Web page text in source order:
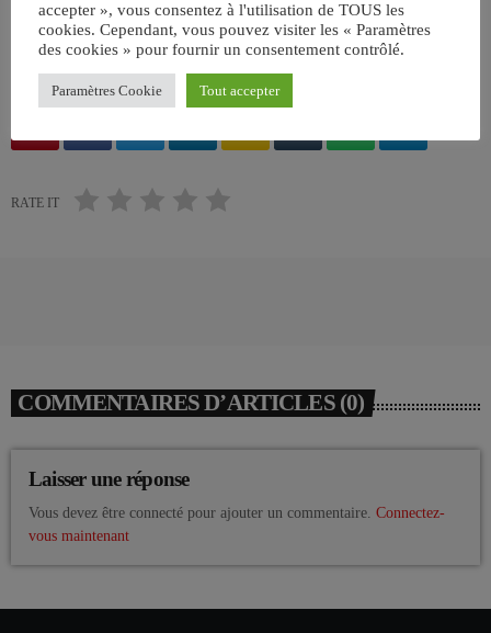
ÉCRIT PAR:JEAN-CLAUDE
RATE IT
COMMENTAIRES D’ARTICLES (0)
Laisser une réponse
Vous devez être connecté pour ajouter un commentaire. Connectez-
vous maintenant
accepter », vous consentez à l'utilisation de TOUS les
cookies. Cependant, vous pouvez visiter les « Paramètres
des cookies » pour fournir un consentement contrôlé.
Paramètres Cookie Tout accepter